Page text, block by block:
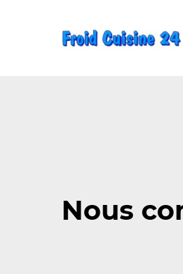
Nous